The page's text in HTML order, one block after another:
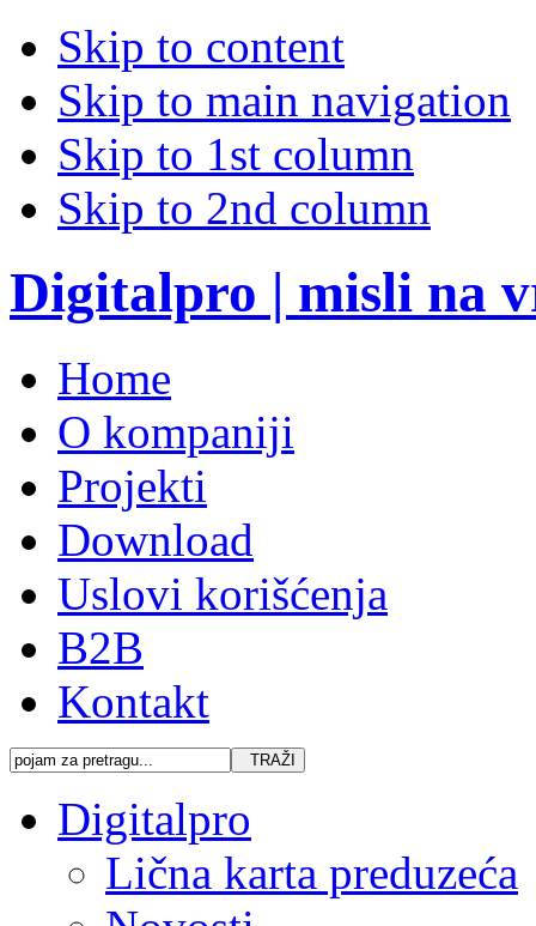
Skip to content
Skip to main navigation
Skip to 1st column
Skip to 2nd column
Digitalpro | misli na
Home
O kompaniji
Projekti
Download
Uslovi korišćenja
B2B
Kontakt
Digitalpro
Lična karta preduzeća